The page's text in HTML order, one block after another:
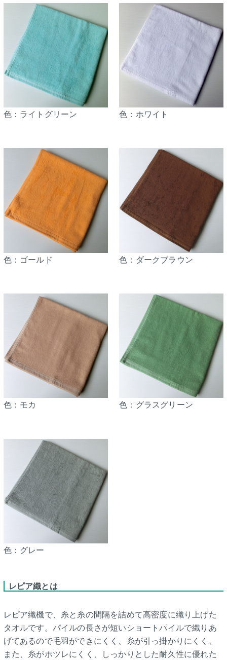
色：ライトグリーン 色：ホワイト
色：ゴールド 色：ダークブラウン
色：モカ 色：グラスグリーン
色：グレー
レピア織とは
レピア織機で、糸と糸の間隔を詰めて高密度に織り上げた
タオルです。パイルの長さが短いショートパイルで織りあ
げてあるので毛羽ができにくく、糸が引っ掛かりにくく、
また、糸がホツレにくく、しっかりとした耐久性に優れた